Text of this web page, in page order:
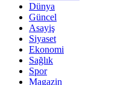
Dünya
Güncel
Asayiş
Siyaset
Ekonomi
Sağlık
Spor
Magazin